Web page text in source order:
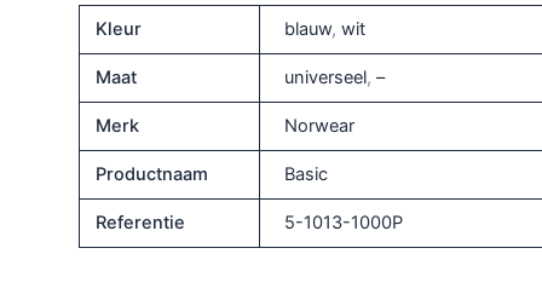
Kleur blauw, wit
Maat universeel, –
Merk Norwear
Productnaam Basic
Referentie 5-1013-1000P